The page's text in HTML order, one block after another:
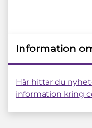
Information
Här hittar du
information kring